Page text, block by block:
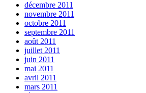
décembre 2011
novembre 2011
octobre 2011
septembre 2011
août 2011
juillet 2011
juin 2011
mai 2011
avril 2011
mars 2011